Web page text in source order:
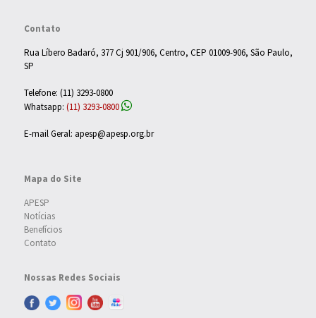
Contato
Rua Líbero Badaró, 377 Cj 901/906, Centro, CEP 01009-906, São Paulo,
SP
Telefone: (11) 3293-0800
Whatsapp: (11) 3293-0800
E-mail Geral: apesp@apesp.org.br
Mapa do Site
APESP
Notícias
Benefícios
Contato
Nossas Redes Sociais